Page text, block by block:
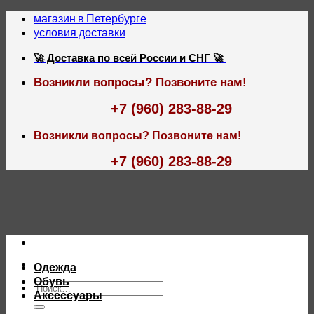
Skip
магазин в Петербурге
условия доставки
🚀 Доставка по всей России и СНГ 🚀
Возникли вопросы? Позвоните нам!
+7 (960) 283-88-29
Возникли вопросы? Позвоните нам!
+7 (960) 283-88-29
Искать:
Одежда
Обувь
Аксессуары